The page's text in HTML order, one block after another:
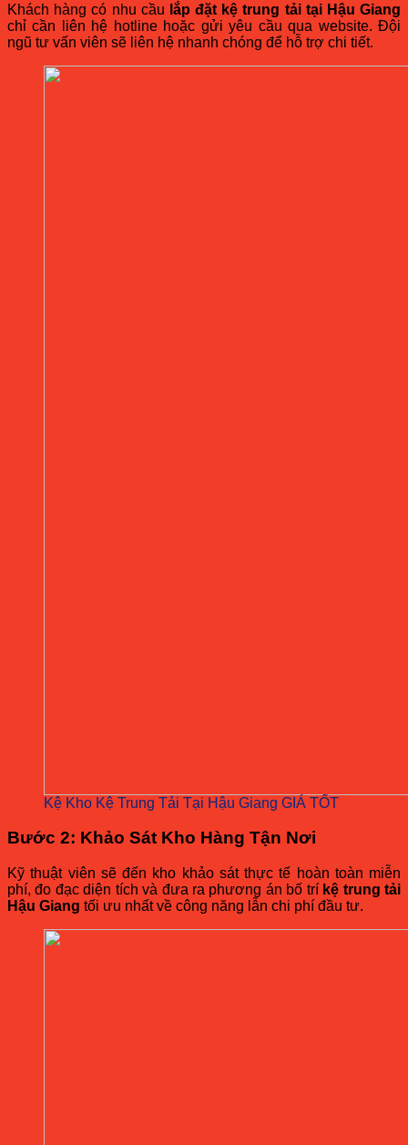
Khách hàng có nhu cầu lắp đặt kệ trung tải tại Hậu Giang
chỉ cần liên hệ hotline hoặc gửi yêu cầu qua website. Đội
ngũ tư vấn viên sẽ liên hệ nhanh chóng để hỗ trợ chi tiết.
Kệ Kho Kệ Trung Tải Tại Hậu Giang GIÁ TỐT
Bước 2: Khảo Sát Kho Hàng Tận Nơi
Kỹ thuật viên sẽ đến kho khảo sát thực tế hoàn toàn miễn
phí, đo đạc diện tích và đưa ra phương án bố trí kệ trung tải
Hậu Giang tối ưu nhất về công năng lẫn chi phí đầu tư.